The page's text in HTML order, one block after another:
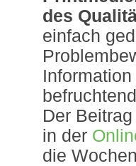
des
einfach
Der
in der
die